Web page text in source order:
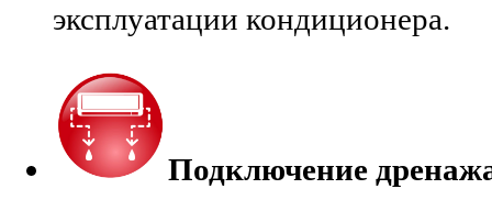
эксплуатации кондиционера.
Подключение